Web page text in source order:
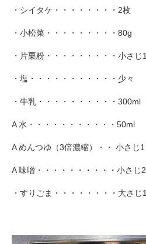
・シイタケ・・・・・・・・2枚
・小松菜・・・・・・・・・80g
・片栗粉・・・・・・・・・小さじ1
・塩・・・・・・・・・・・少々
・牛乳・・・・・・・・・・300ml
A 水・・・・・・・・・・・50ml
A めんつゆ（3倍濃縮）・・ 小さじ1
A 味噌・・・・・・・・・・小さじ2
・すりごま・・・・・・・・大さじ1